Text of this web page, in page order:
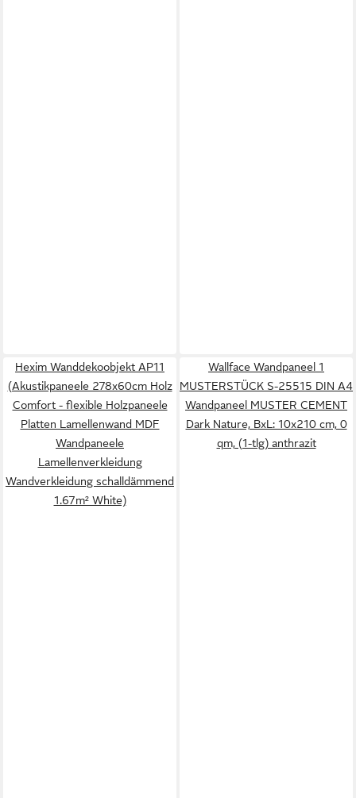
Hexim Wanddekoobjekt AP11
(Akustikpaneele 278x60cm Holz
Comfort - flexible Holzpaneele
Platten Lamellenwand MDF
Wandpaneele
Lamellenverkleidung
Wandverkleidung schalldämmend
1.67m² White)
Wallface Wandpaneel 1
MUSTERSTÜCK S-25515 DIN A4
Wandpaneel MUSTER CEMENT
Dark Nature, BxL: 10x210 cm, 0
qm, (1-tlg) anthrazit